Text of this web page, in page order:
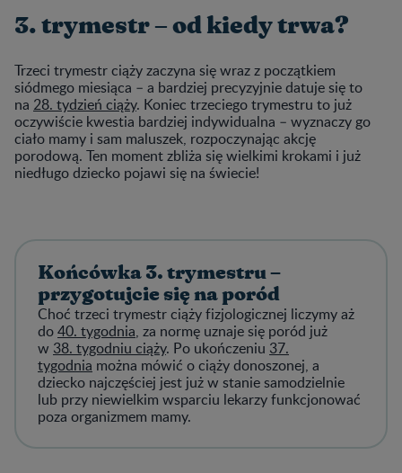
3. trymestr – od kiedy trwa?
Trzeci trymestr ciąży zaczyna się wraz z początkiem
siódmego miesiąca – a bardziej precyzyjnie datuje się to
na 28. tydzień ciąży. Koniec trzeciego trymestru to już
oczywiście kwestia bardziej indywidualna – wyznaczy go
ciało mamy i sam maluszek, rozpoczynając akcję
porodową. Ten moment zbliża się wielkimi krokami i już
niedługo dziecko pojawi się na świecie!
Końcówka 3. trymestru –
przygotujcie się na poród
Choć trzeci trymestr ciąży fizjologicznej liczymy aż
do40. tygodnia, za normę uznaje się poród już
w 38. tygodniu ciąży. Po ukończeniu 37.
tygodnia można mówić o ciąży donoszonej, a
dziecko najczęściej jest już w stanie samodzielnie
lub przy niewielkim wsparciu lekarzy funkcjonować
poza organizmem mamy.